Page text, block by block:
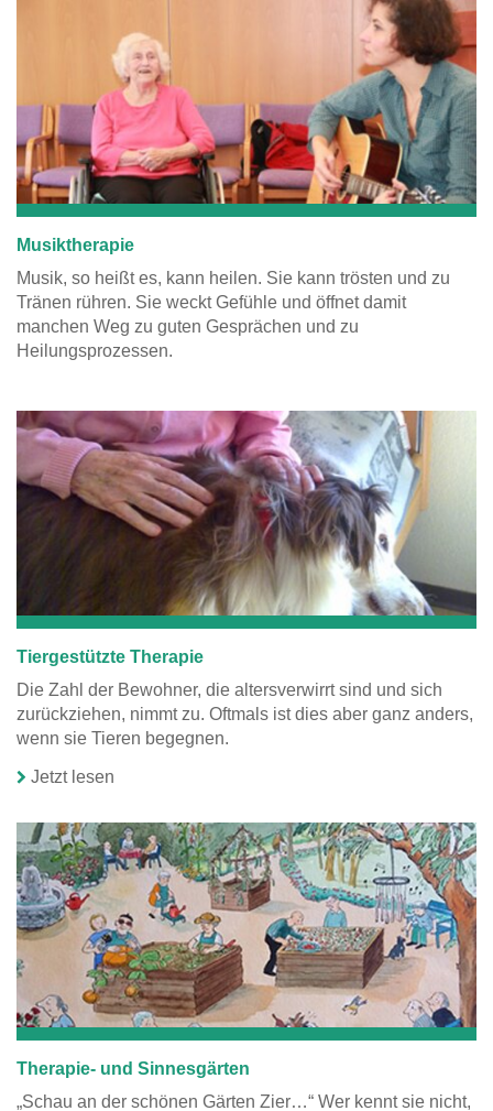
Musiktherapie
Musik, so heißt es, kann heilen. Sie kann trösten und zu
Tränen rühren. Sie weckt Gefühle und öffnet damit
manchen Weg zu guten Gesprächen und zu
Heilungsprozessen.
Tiergestützte Therapie
Die Zahl der Bewohner, die altersverwirrt sind und sich
zurückziehen, nimmt zu. Oftmals ist dies aber ganz anders,
wenn sie Tieren begegnen.
Jetzt lesen
Therapie- und Sinnesgärten
„Schau an der schönen Gärten Zier…“ Wer kennt sie nicht,